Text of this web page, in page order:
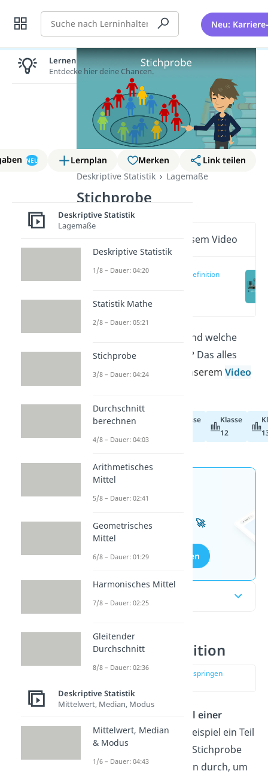
Suche Neu:
NEU Lernplan Merken
Link teilen
Deskriptive Statistik
Lagemaße
Stichprobe
Wichtige Inhalte in diesem Video
Stichprobe Definition
Was ist eine Stichprobe und welche
Stichprobenarten gibt es? Das alles
erfährst du hierund in unserem Video
!
Abiturvorbereitung
Klasse
Klasse
12
Wissen mit unseren
kostenlosen Aufgaben 🚀
Aufgaben entdecken
Stichprobe Definition
zur Stelle im Video springen
Teil einer
Grundgesamtheit, zum Beispiel ein Teil
der Bevölkerung.
Mit der Stichprobe
führst du Untersuchungen durch, um
Lernen lohnt sich!
Entdecke hier deine Chancen.
Deskriptive Statistik
Lagemaße
Deskriptive Statistik
1/8 – Dauer: 04:20
Statistik Mathe
2/8 – Dauer: 05:21
Stichprobe
3/8 – Dauer: 04:24
Durchschnitt
berechnen
4/8 – Dauer: 04:03
Arithmetisches
Mittel
5/8 – Dauer: 02:41
Geometrisches
Mittel
6/8 – Dauer: 01:29
Harmonisches Mittel
7/8 – Dauer: 02:25
Gleitender
Durchschnitt
8/8 – Dauer: 02:36
Deskriptive Statistik
Mittelwert, Median, Modus
Mittelwert, Median
& Modus
1/6 – Dauer: 04:43